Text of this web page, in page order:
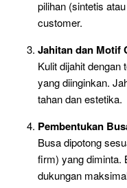
pilihan (sintetis
customer.
Jahitan dan Motif
Kulit dijahit dengan
yang diinginkan.
tahan dan estetika.
Pembentukan
Busa dipotong
firm) yang diminta.
dukungan